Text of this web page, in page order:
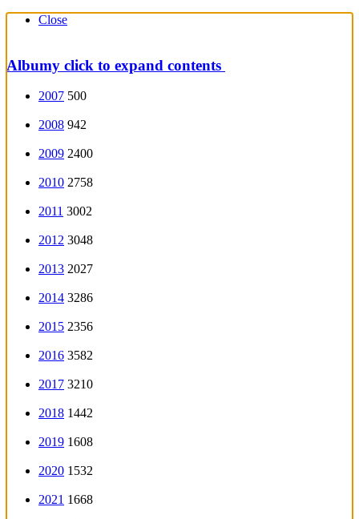
Close
Albumy click to expand contents
2007 500
2008 942
2009 2400
2010 2758
2011 3002
2012 3048
2013 2027
2014 3286
2015 2356
2016 3582
2017 3210
2018 1442
2019 1608
2020 1532
2021 1668